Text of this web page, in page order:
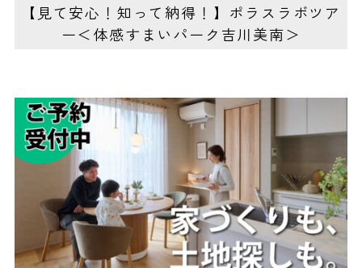
【見て安心！知って納得！】ポラスラボツア
ー＜体感すまいパーク吉川美南＞